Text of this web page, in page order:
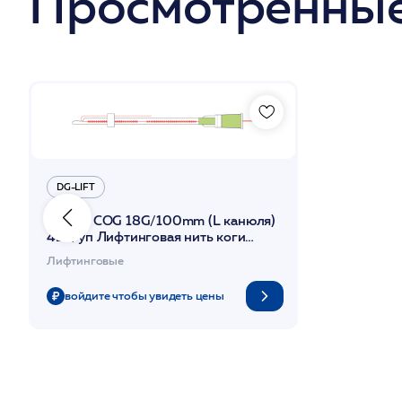
DG-LIFT
PLACL COG 18G/100mm (L канюля)
4шт/уп Лифтинговая нить коги
Сополимер /DG-lift
Лифтинговые
войдите чтобы увидеть цены